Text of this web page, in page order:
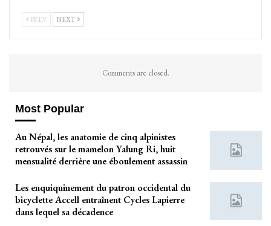
PREV NEXT
Comments are closed.
Most Popular
Au Népal, les anatomie de cinq alpinistes
retrouvés sur le mamelon Yalung Ri, huit
mensualité derrière une éboulement assassin
Les enquiquinement du patron occidental du
bicyclette Accell entraînent Cycles Lapierre
dans lequel sa décadence